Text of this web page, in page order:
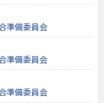
準備委員会
準備委員会
準備委員会